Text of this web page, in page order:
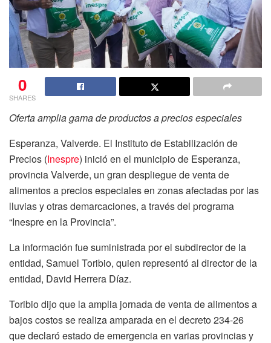
0
SHARES
Oferta amplia gama de productos a precios especiales
Esperanza, Valverde. El Instituto de Estabilización de
Precios (Inespre) inició en el municipio de Esperanza,
provincia Valverde, un gran despliegue de venta de
alimentos a precios especiales en zonas afectadas por las
lluvias y otras demarcaciones, a través del programa
“Inespre en la Provincia”.
La información fue suministrada por el subdirector de la
entidad, Samuel Toribio, quien representó al director de la
entidad, David Herrera Díaz.
Toribio dijo que la amplia jornada de venta de alimentos a
bajos costos se realiza amparada en el decreto 234-26
que declaró estado de emergencia en varias provincias y